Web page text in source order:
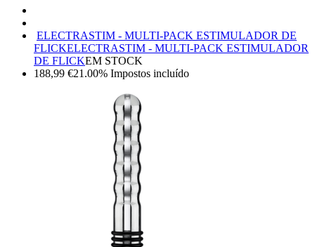
ELECTRASTIM - MULTI-PACK ESTIMULADOR DE
FLICKELECTRASTIM - MULTI-PACK ESTIMULADOR
DE FLICKEM STOCK
188,99 €21.00% Impostos incluído